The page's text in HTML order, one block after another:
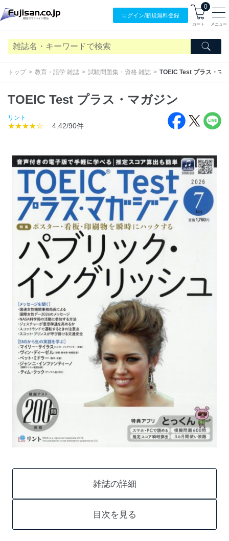
ログイン/新規無料登録
0
カート メニュー
トップ 教育・語学 雑誌 試験問題集・資格 雑誌 TOEIC Test プラス・マ
TOEIC Test プラス・マガジン
リント
★★★★☆ 4.42/90件
雑誌の詳細
目次を見る